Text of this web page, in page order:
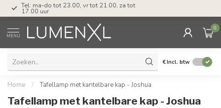
Tel: ma-do tot 23.00, vr tot 21.00, za tot
17.00 uur
MENU
0
€Incl. btw
Home / Tafellamp met kantelbare kap - Joshua
Tafellamp met kantelbare kap - Joshua